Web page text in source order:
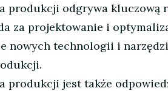
produkcji odgrywa kluczową
za projektowanie i
nowych technologii i
produkcji jest także